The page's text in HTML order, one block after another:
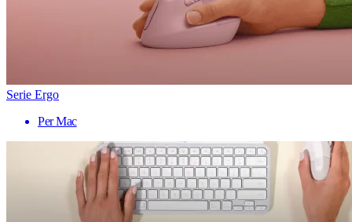
Serie Ergo
Per Mac